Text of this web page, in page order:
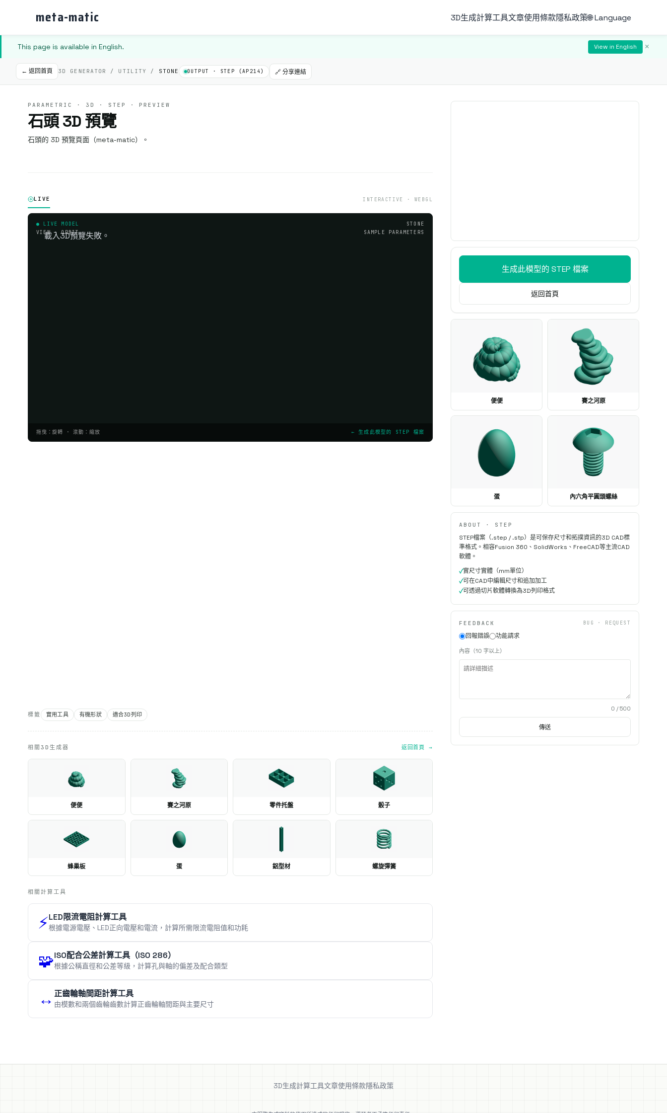
meta-matic 3D生成計算工具文章使用條款隱私政策🌐 Language
This page is available in English. View in English ×
← 返回首頁 3D GENERATOR / UTILITY / STONE OUTPUT · STEP (AP214) 🔗 分享連結
PARAMETRIC · 3D · STEP · PREVIEW
石頭 3D 預覽
石頭的 3D 預覽頁面（meta-matic）。
LIVE INTERACTIVE · WEBGL
● LIVE MODEL
VIEW · ORBIT
STONE
SAMPLE PARAMETERS
載入3D預覽失敗。
拖曳：旋轉 · 滾動：縮放 ← 生成此模型的 STEP 檔案
標籤 實用工具 有機形狀 適合3D列印
相關3D生成器 返回首頁 →
便便 賽之河原 零件托盤 骰子
蜂巢板 蛋 鋁型材 螺旋彈簧
相關計算工具
⚡LED限流電阻計算工具
根據電源電壓、LED正向電壓和電流，計算所需限流電阻值和功耗
🧩ISO配合公差計算工具（ISO 286）
根據公稱直徑和公差等級，計算孔與軸的偏差及配合類型
↔️ 正齒輪軸間距計算工具
由模數和兩個齒輪齒數計算正齒輪軸間距與主要尺寸
生成此模型的 STEP 檔案
返回首頁
便便 賽之河原
蛋 內六角平圓頭螺絲
ABOUT · STEP
STEP檔案（.step / .stp）是可保存尺寸和拓撲資訊的3D CAD標
準格式。相容Fusion 360、SolidWorks、FreeCAD等主流CAD
軟體。
實尺寸實體（mm單位）
可在CAD中編輯尺寸和追加加工
可透過切片軟體轉換為3D列印格式
FEEDBACK BUG · REQUEST
回報錯誤 功能請求
內容（10 字以上）
0 / 500
傳送
3D生成計算工具文章使用條款隱私政策